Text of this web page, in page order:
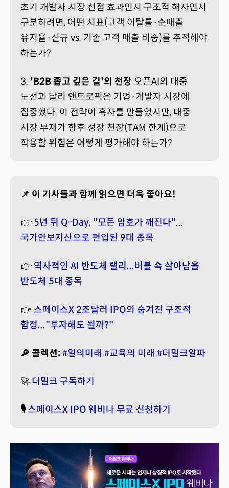
초기 개발자 시장 선점 효과인지 구조적 해자인지
구분하려면, 어떤 지표(고객 이탈률·순매출
유지율·신규 vs. 기존 고객 매출 비중)를 추적해야
하는가?
3. 'B2B 좁고 깊은 길'의 천장 오픈AI의 대중
노선과 달리 앤트로픽은 기업·개발자 시장에
집중했다. 이 전략이 흑자를 만들었지만, 대중
시장 부재가 향후 성장 천장(TAM 한계)으로
작용할 위험은 어떻게 평가해야 하는가?
📌 이 기사들과 함께 읽으면 더욱 좋아요!
👉 5년 뒤 Q-Day, "모든 암호가 깨진다"...
국가안보자산으로 편입된 9대 종목
👉 역사적인 AI 반도체 랠리...버블 속 살아남을
반도체 5대 종목
👉 스페이스X 2조달러 IPO의 숨겨진 구조적
함정..."투자해도 될까?"
🔎 콜렉션: #일의미래 #교육의 미래 #더밀크알파
🚀 더밀크 구독하기
🎙️스페이스X IPO 웨비나 무료 신청하기